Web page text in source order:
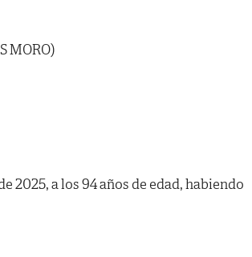
MORO)
2025, a los 94 años de edad, habiendo